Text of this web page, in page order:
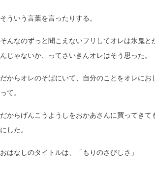
そういう言葉を言ったりする。
そんなのずっと聞こえないフリしてオレは氷鬼
んじゃないか、ってさいきんオレはそう思った。
だからオレのそばにいて、自分のことをオレに
って。
だからげんこうようしをおかあさんに買ってき
にした。
おはなしのタイトルは、「もりのさびしさ」